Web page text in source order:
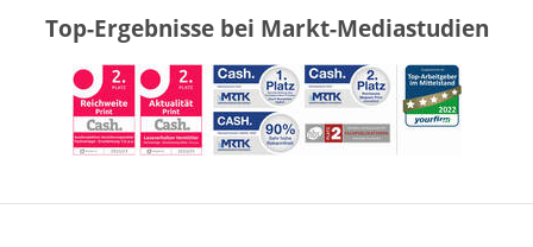
Top-Ergebnisse bei Markt-Mediastudien